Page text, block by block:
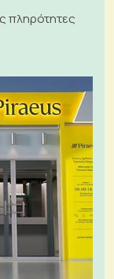
πληρότητες